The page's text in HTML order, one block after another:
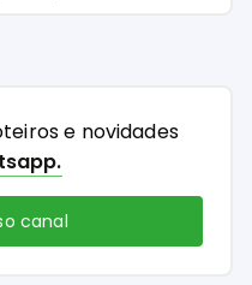
e novidades
canal